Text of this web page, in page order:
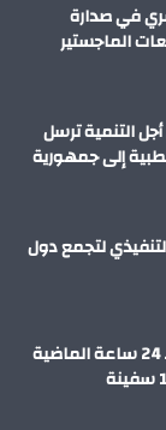
في صدارة
الماجستير
التنمية ترسل
إلى جمهورية
لتجمع دول
ميناء_دمياط استقبل خلال الـ 24 ساعة الماضية